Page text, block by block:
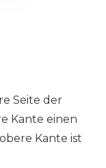
Seite der
Kante einen
Kante ist